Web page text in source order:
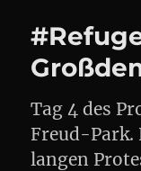
Tag 4 des
Freud-Park.
langen